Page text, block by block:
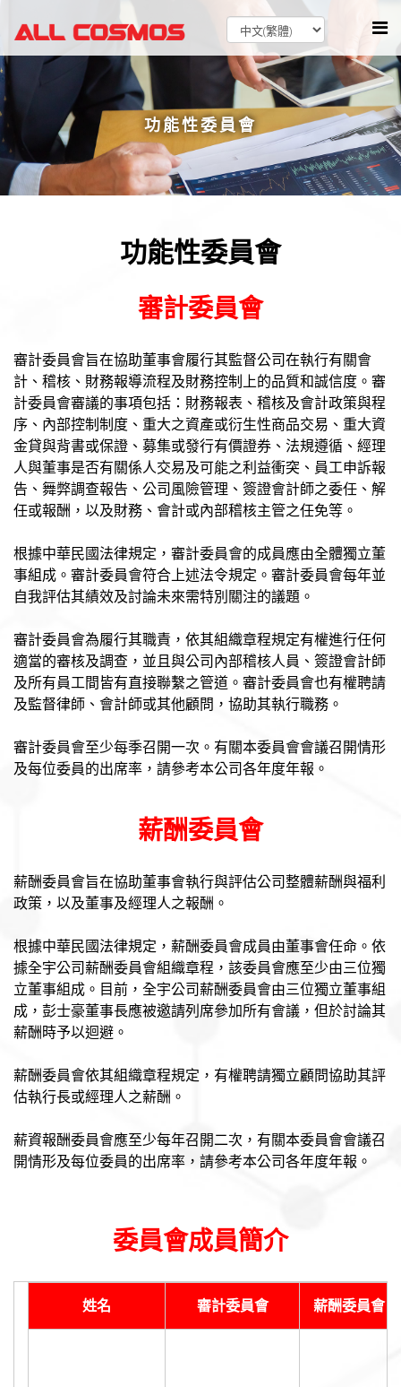
功能性委員會
功能性委員會
審計委員會
審計委員會旨在協助董事會履行其監督公司在執行有關會
計、稽核、財務報導流程及財務控制上的品質和誠信度。審
計委員會審議的事項包括：財務報表、稽核及會計政策與程
序、內部控制制度、重大之資產或衍生性商品交易、重大資
金貸與背書或保證、募集或發行有價證券、法規遵循、經理
人與董事是否有關係人交易及可能之利益衝突、員工申訴報
告、舞弊調查報告、公司風險管理、簽證會計師之委任、解
任或報酬，以及財務、會計或內部稽核主管之任免等。
根據中華民國法律規定，審計委員會的成員應由全體獨立董
事組成。審計委員會符合上述法令規定。審計委員會每年並
自我評估其績效及討論未來需特別關注的議題。
審計委員會為履行其職責，依其組織章程規定有權進行任何
適當的審核及調查，並且與公司內部稽核人員、簽證會計師
及所有員工間皆有直接聯繫之管道。審計委員會也有權聘請
及監督律師、會計師或其他顧問，協助其執行職務。
審計委員會至少每季召開一次。有關本委員會會議召開情形
及每位委員的出席率，請參考本公司各年度年報。
薪酬委員會
薪酬委員會旨在協助董事會執行與評估公司整體薪酬與福利
政策，以及董事及經理人之報酬。
根據中華民國法律規定，薪酬委員會成員由董事會任命。依
據全宇公司薪酬委員會組織章程，該委員會應至少由三位獨
立董事組成。目前，全宇公司薪酬委員會由三位獨立董事組
成，彭士豪董事長應被邀請列席參加所有會議，但於討論其
薪酬時予以迴避。
薪酬委員會依其組織章程規定，有權聘請獨立顧問協助其評
估執行長或經理人之薪酬。
薪資報酬委員會應至少每年召開二次，有關本委員會會議召
開情形及每位委員的出席率，請參考本公司各年度年報。
委員會成員簡介
姓名 審計委員會 薪酬委員會